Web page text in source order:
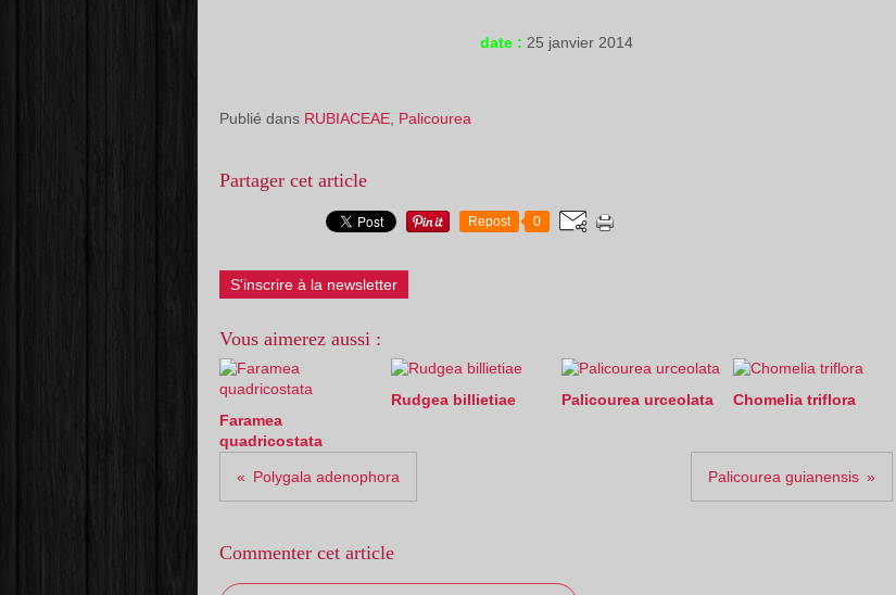
date : 25 janvier 2014
Publié dans RUBIACEAE Palicourea
Partager cet article
Repost 0
S'inscrire à la newsletter
Vous aimerez aussi :
Faramea
quadricostata
Rudgea billietiae Palicourea urceolata Chomelia triflora
Polygala adenophora Palicourea guianensis
Commenter cet article